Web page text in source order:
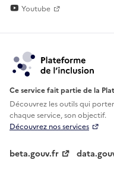
Youtube
Ce service fait partie de la
Découvrez les outils qui
chaque service, son objectif.
Découvrez nos services
beta.gouv.fr